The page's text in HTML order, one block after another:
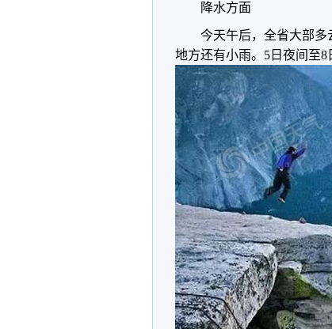
降水方面
今天午后，全省大部
地方还有小雨。5日夜间至8